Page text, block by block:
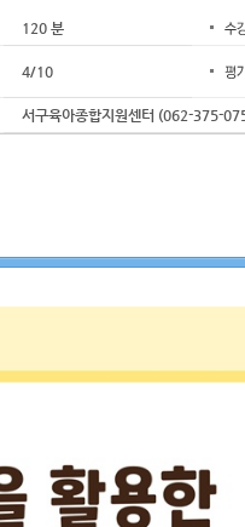
120 분
4/10
서구육아종합지원센터 (062-375-